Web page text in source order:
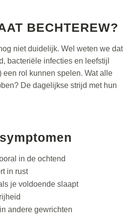
BECHTEREW?
niet duidelijk. Wel weten we dat
bacteriële infecties en leefstijl
een rol kunnen spelen. Wat alle
De dagelijkse strijd met hun
in de ochtend
in rust
je voldoende slaapt
andere gewrichten